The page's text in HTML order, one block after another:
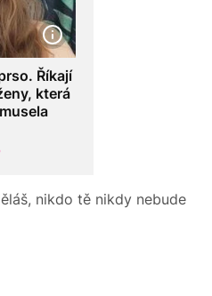
Říkají
která
nikdo tě nikdy nebude